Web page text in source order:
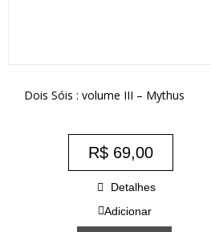
Dois Sóis : volume III – Mythus
R$69,00
Detalhes
Adicionar